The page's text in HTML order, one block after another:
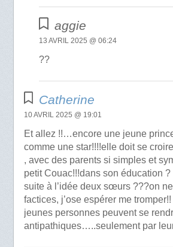
aggie
13 AVRIL 2025 @ 06:24
??
Catherine
10 AVRIL 2025 @ 19:01
Et allez !!…encore une jeune
comme une star!!!!elle doit se
, avec des parents si simples et
petit Couac!!!dans son éducation
suite à l’idée deux sœurs ???on
factices, j’ose espérer me
jeunes personnes peuvent se
antipathiques…..seulement par